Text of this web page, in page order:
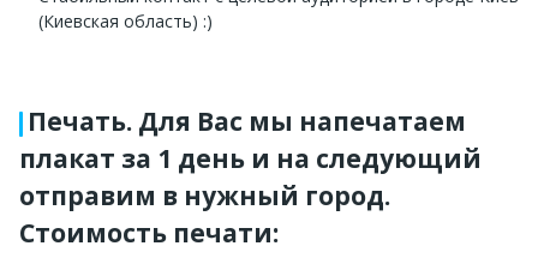
(Киевская область) :)
Печать. Для Вас мы напечатаем
плакат за 1 день и на следующий
отправим в нужный город.
Стоимость печати: